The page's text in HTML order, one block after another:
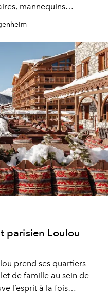
mannequins
pourtant, c'est une
le Manali Lodge,
parisien Loulou
prend ses quartiers
de famille au sein de
l’esprit à la fois